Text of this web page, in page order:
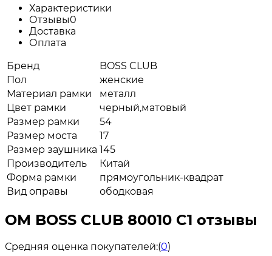
Характеристики
Отзывы0
Доставка
Оплата
Бренд
BOSS CLUB
Пол
женские
Материал рамки
металл
Цвет рамки
черный,матовый
Размер рамки
54
Размер моста
17
Размер заушника 145
Производитель
Китай
Форма рамки
прямоугольник-квадрат
Вид оправы
ободковая
ОМ BOSS CLUB 80010 C1 отзывы
Средняя оценка покупателей:(0)